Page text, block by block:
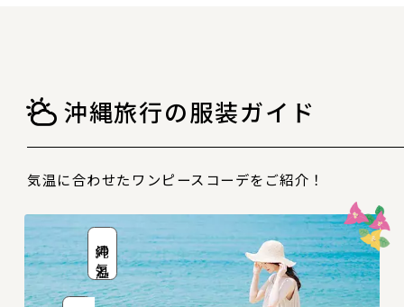
沖縄旅行の服装ガイド
気温に合わせたワンピースコーデをご紹介！
沖縄の気温と